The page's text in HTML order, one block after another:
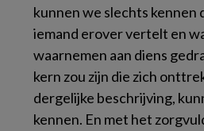
kunnen we slechts kennen
iemand erover vertelt en
waarnemen aan diens
kern zou zijn die zich
dergelijke beschrijving,
kennen. En met het